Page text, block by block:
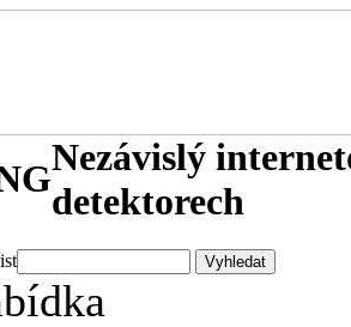
Nezávislý
detektorech